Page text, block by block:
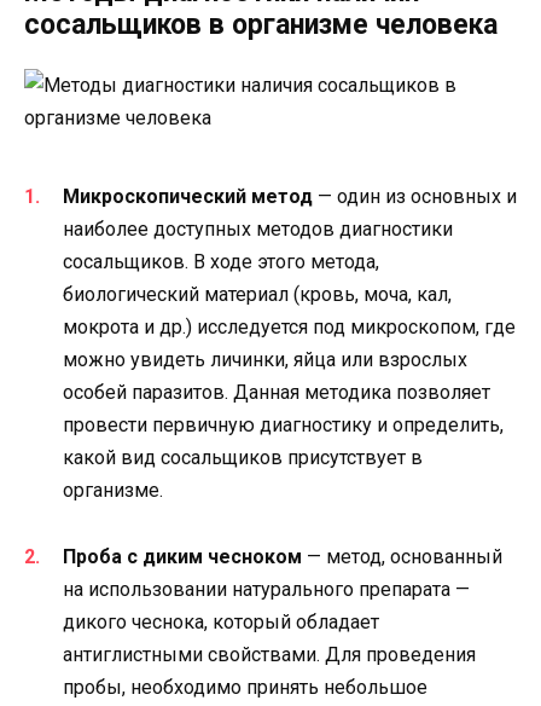
сосальщиков в организме человека
Микроскопический метод — один из основных и
наиболее доступных методов диагностики
сосальщиков. В ходе этого метода,
биологический материал (кровь, моча, кал,
мокрота и др.) исследуется под микроскопом, где
можно увидеть личинки, яйца или взрослых
особей паразитов. Данная методика позволяет
провести первичную диагностику и определить,
какой вид сосальщиков присутствует в
организме.
Проба с диким чесноком — метод, основанный
на использовании натурального препарата —
дикого чеснока, который обладает
антиглистными свойствами. Для проведения
пробы, необходимо принять небольшое